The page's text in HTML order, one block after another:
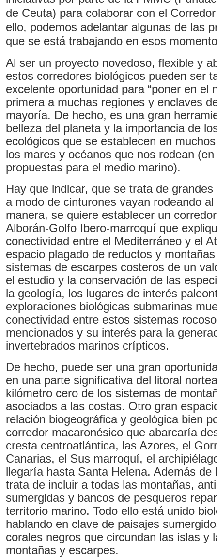
de Ceuta) para colaborar con el
ello, podemos adelantar algunas de las
que se está trabajando en esos
Al ser un proyecto novedoso, flexible y
estos corredores biológicos pueden ser
excelente oportunidad para “poner en el
primera a muchas regiones y enclaves
mayoría. De hecho, es una gran
belleza del planeta y la importancia de
ecológicos que se establecen en
los mares y océanos que nos rodean
propuestas para el medio marino).
Hay que indicar, que se trata de
a modo de cinturones vayan rodeando
manera, se quiere establecer un
Alborán-Golfo Ibero-marroquí que
conectividad entre el Mediterráneo y el
espacio plagado de reductos y
sistemas de escarpes costeros de un
el estudio y la conservación de las
la geología, los lugares de interés
exploraciones biológicas submarinas
conectividad entre estos sistemas
mencionados y su interés para la
invertebrados marinos crípticos.
De hecho, puede ser una gran
en una parte significativa del litoral
kilómetro cero de los sistemas de
asociados a las costas. Otro gran
relación biogeográfica y geológica bien
corredor macaronésico que abarcaría
cresta centroatlántica, las Azores, el
Canarias, el Sus marroquí, el
llegaría hasta Santa Helena. Además de
trata de incluir a todas las montañas,
sumergidas y bancos de pesqueros
territorio marino. Todo ello está unido
hablando en clave de paisajes
corales negros que circundan las islas y
montañas y escarpes.